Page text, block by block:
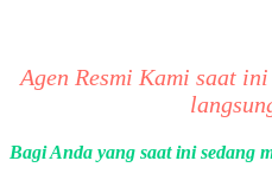
Agen Resmi Kami saat
Bagi Anda yang saat ini sedang